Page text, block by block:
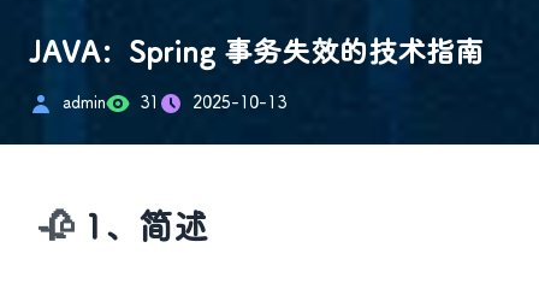
JAVA：Spring 事务失效的技术指南
admin 31 2025-10-13
1、简述